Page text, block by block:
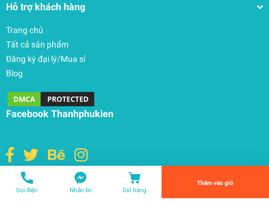
Hỗ trợ khách hàng
Trang chủ
Tất cả sản phẩm
Đăng ký đại lý/Mua sỉ
Blog
Facebook Thanhphukien
© Bản quyền thuộc vềTHANHPHUKIEN | Cung cấp bởiSapo
Cáp USB-C to USB-C 2M (Chính Hãng Apple)
500.000₫
undefined
Tiến Hành Thanh Toán
Gọi điện Nhắn tin Giỏ hàng
Thêm vào giỏ